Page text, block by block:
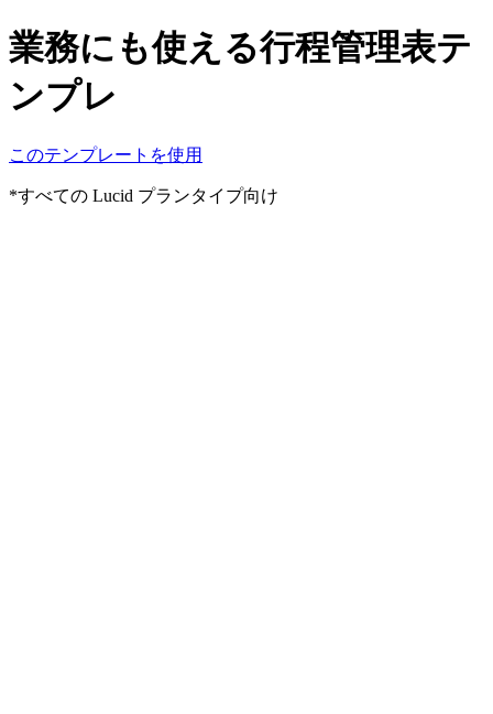
業務にも使える行程管理表テ
ンプレ
このテンプレートを使用
*すべての Lucid プランタイプ向け